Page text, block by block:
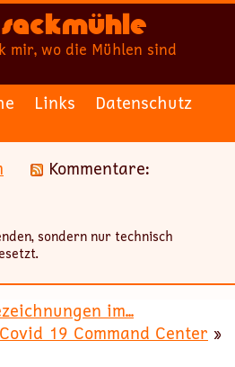
Sackmühle
mir, wo die Mühlen sind
Links
Datenschutz
Kommentare:
sondern nur technisch
im...
19 Command Center »